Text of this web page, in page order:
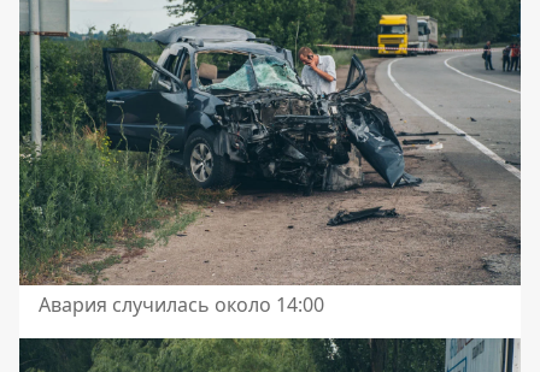
Авария случилась около 14:00